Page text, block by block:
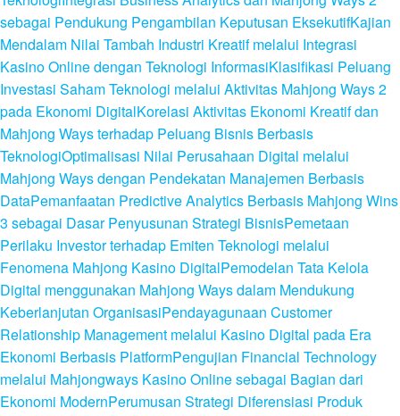
sebagai Pendukung Pengambilan Keputusan EksekutifKajian
Mendalam Nilai Tambah Industri Kreatif melalui Integrasi
Kasino Online dengan Teknologi InformasiKlasifikasi Peluang
Investasi Saham Teknologi melalui Aktivitas Mahjong Ways 2
pada Ekonomi DigitalKorelasi Aktivitas Ekonomi Kreatif dan
Mahjong Ways terhadap Peluang Bisnis Berbasis
TeknologiOptimalisasi Nilai Perusahaan Digital melalui
Mahjong Ways dengan Pendekatan Manajemen Berbasis
DataPemanfaatan Predictive Analytics Berbasis Mahjong Wins
3 sebagai Dasar Penyusunan Strategi BisnisPemetaan
Perilaku Investor terhadap Emiten Teknologi melalui
Fenomena Mahjong Kasino DigitalPemodelan Tata Kelola
Digital menggunakan Mahjong Ways dalam Mendukung
Keberlanjutan OrganisasiPendayagunaan Customer
Relationship Management melalui Kasino Digital pada Era
Ekonomi Berbasis PlatformPengujian Financial Technology
melalui Mahjongways Kasino Online sebagai Bagian dari
Ekonomi ModernPerumusan Strategi Diferensiasi Produk